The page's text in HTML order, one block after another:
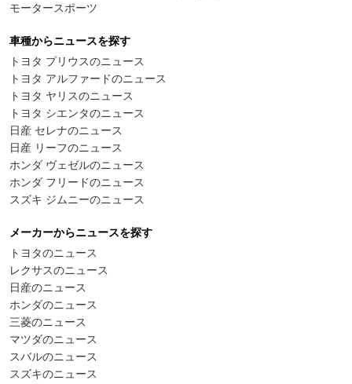
モータースポーツ
車種からニュースを探す
トヨタ プリウスのニュース
トヨタ アルファードのニュース
トヨタ ヤリスのニュース
トヨタ シエンタのニュース
日産 セレナのニュース
日産 リーフのニュース
ホンダ ヴェゼルのニュース
ホンダ フリードのニュース
スズキ ジムニーのニュース
メーカーからニュースを探す
トヨタのニュース
レクサスのニュース
日産のニュース
ホンダのニュース
三菱のニュース
マツダのニュース
スバルのニュース
スズキのニュース